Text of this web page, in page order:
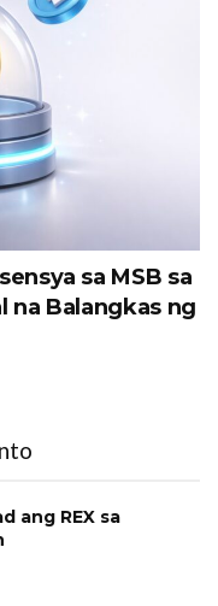
sa MSB sa
na Balangkas ng
ang REX sa